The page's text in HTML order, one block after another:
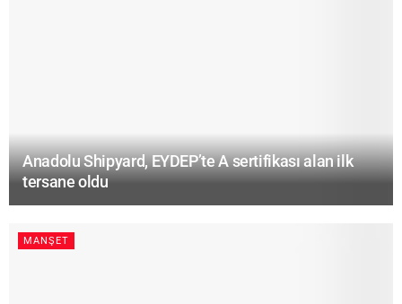
Anadolu Shipyard, EYDEP’te A sertifikası alan ilk
tersane oldu
MANŞET